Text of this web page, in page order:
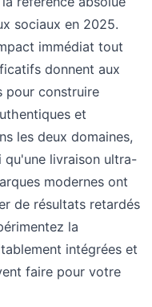
sociaux en 2025.
immédiat tout
donnent aux
pour construire
et
les deux domaines,
livraison ultra-
modernes ont
de résultats retardés
la
intégrées et
faire pour votre